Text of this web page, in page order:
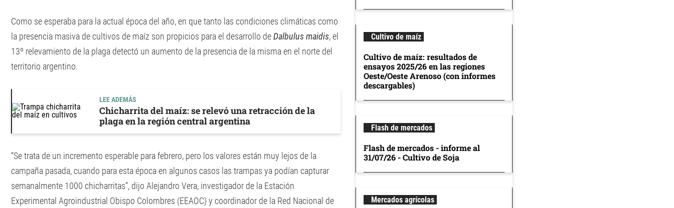
Como se esperaba para la actual época del año, en que tanto las condiciones climáticas como
la presencia masiva de cultivos de maíz son propicios para el desarrollo deDalbulus maidis, el
13º relevamiento de la plaga detectó un aumento de la presencia de la misma en el norte del
territorio argentino.
LEE ADEMÁS
Chicharrita del maíz: se relevó una retracción de la
plaga en la región central argentina
“Se trata de un incremento esperable para febrero, pero los valores están muy lejos de la
campaña pasada, cuando para esta época en algunos casos las trampas ya podían capturar
semanalmente 1000 chicharritas”, dijo Alejandro Vera, investigador de la Estación
Experimental Agroindustrial Obispo Colombres (EEAOC) y coordinador de la Red Nacional de
Cultivo de maíz
Cultivo de maíz: resultados de
ensayos 2025/26 en las regiones
Oeste/Oeste Arenoso (con informes
descargables)
Flash de mercados
Flash de mercados - informe al
31/07/26 - Cultivo de Soja
Mercados agrícolas